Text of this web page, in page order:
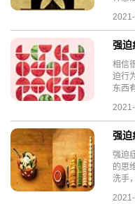
强迫
相信
迫行
东西
强迫
强迫
的思
洗手